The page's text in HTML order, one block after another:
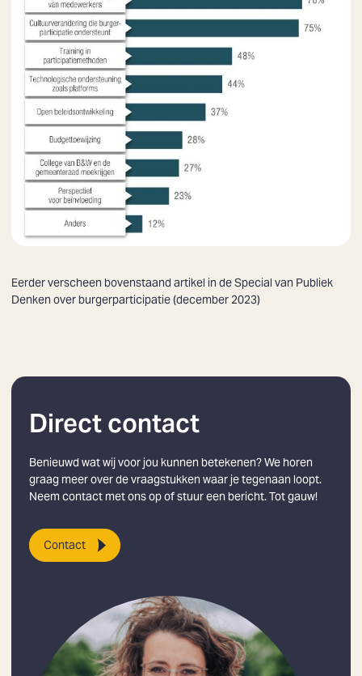
Eerder verscheen bovenstaand artikel in de Special van Publiek
Denken over burgerparticipatie (december 2023)
Direct contact
Benieuwd wat wij voor jou kunnen betekenen? We horen
graag meer over de vraagstukken waar je tegenaan loopt.
Neem contact met ons op of stuur een bericht. Tot gauw!
Contact